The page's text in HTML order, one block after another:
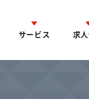
サービス 求